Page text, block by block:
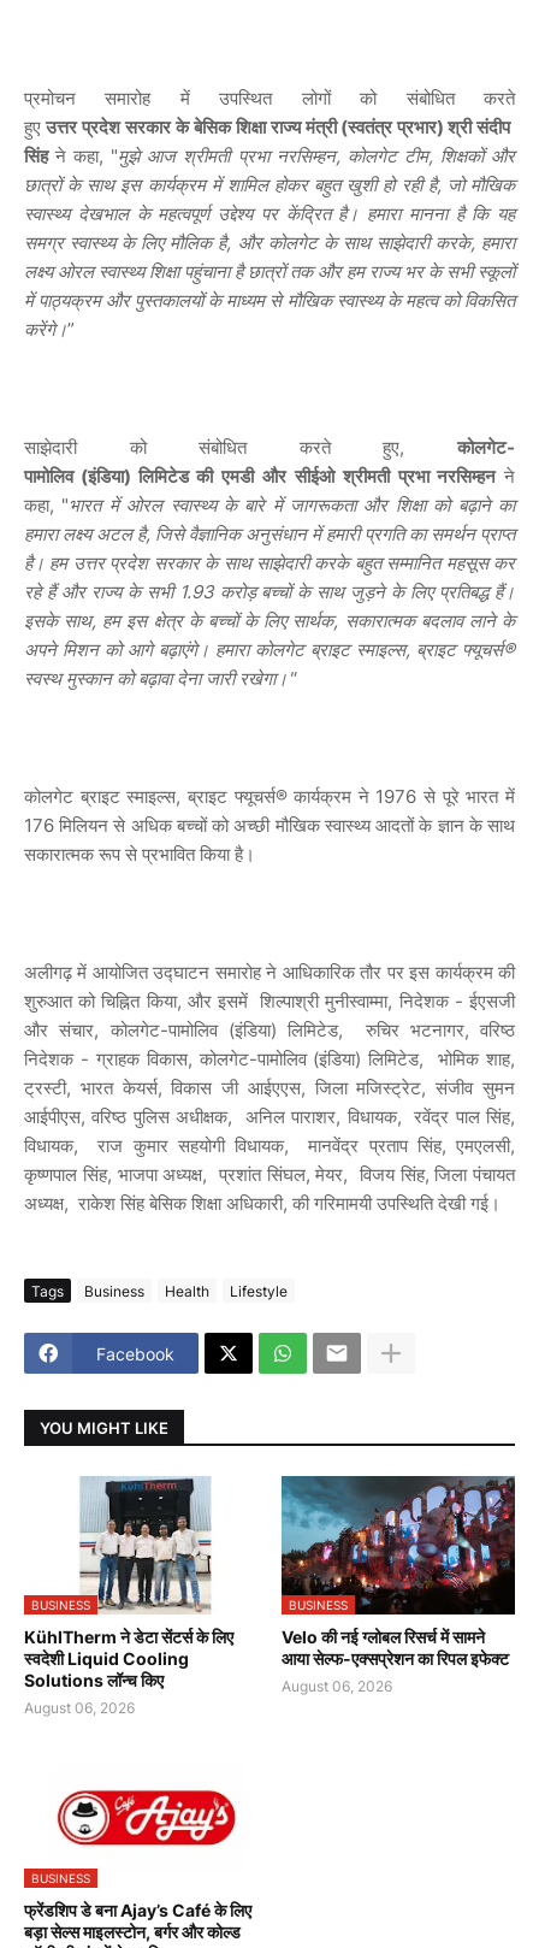
प्रमोचन समारोह में उपस्थित लोगों को संबोधित करते
हुए उत्तर प्रदेश सरकार के बेसिक शिक्षा राज्य मंत्री(स्वतंत्र प्रभार) श्री संदीप
सिंहने कहा, "मुझे आज श्रीमती प्रभा नरसिम्हन, कोलगेट टीम, शिक्षकों और
छात्रों के साथ इस कार्यक्रम में शामिल होकर बहुत खुशी हो रही है, जो मौखिक
स्वास्थ्य देखभाल के महत्वपूर्ण उद्देश्य पर केंद्रित है। हमारा मानना ​​है कि यह
समग्र स्वास्थ्य के लिए मौलिक है, और कोलगेट के साथ साझेदारी करके, हमारा
लक्ष्य ओरल स्वास्थ्य शिक्षा पहुंचाना है छात्रों तक और हम राज्य भर के सभी स्कूलों
में पाठ्यक्रम और पुस्तकालयों के माध्यम से मौखिक स्वास्थ्य के महत्व को विकसित
करेंगे।”
साझेदारी को संबोधित करते हुए, कोलगेट-
पामोलिव(इंडिया) लिमिटेड की एमडी और सीईओ श्रीमती प्रभा नरसिम्हनने
कहा, "भारत में ओरल स्वास्थ्य के बारे में जागरूकता और शिक्षा को बढ़ाने का
हमारा लक्ष्य अटल है, जिसे वैज्ञानिक अनुसंधान में हमारी प्रगति का समर्थन प्राप्त
है। हम उत्तर प्रदेश सरकार के साथ साझेदारी करके बहुत सम्मानित महसूस कर
रहे हैं और राज्य के सभी 1.93 करोड़ बच्चों के साथ जुड़ने के लिए प्रतिबद्ध हैं।
इसके साथ, हम इस क्षेत्र के बच्चों के लिए सार्थक, सकारात्मक बदलाव लाने के
अपने मिशन को आगे बढ़ाएंगे। हमारा कोलगेट ब्राइट स्माइल्स, ब्राइट फ्यूचर्स®
स्वस्थ मुस्कान को बढ़ावा देना जारी रखेगा।"
कोलगेट ब्राइट स्माइल्स, ब्राइट फ्यूचर्स® कार्यक्रम ने 1976 से पूरे भारत में
176 मिलियन से अधिक बच्चों को अच्छी मौखिक स्वास्थ्य आदतों के ज्ञान के साथ
सकारात्मक रूप से प्रभावित किया है।
अलीगढ़ में आयोजित उद्घाटन समारोह ने आधिकारिक तौर पर इस कार्यक्रम की
शुरुआत को चिह्नित किया, और इसमें शिल्पाश्री मुनीस्वाम्मा, निदेशक - ईएसजी
और संचार, कोलगेट-पामोलिव (इंडिया) लिमिटेड, रुचिर भटनागर, वरिष्ठ
निदेशक - ग्राहक विकास, कोलगेट-पामोलिव (इंडिया) लिमिटेड, भोमिक शाह,
ट्रस्टी, भारत केयर्स, विकास जी आईएएस, जिला मजिस्ट्रेट, संजीव सुमन
आईपीएस, वरिष्ठ पुलिस अधीक्षक, अनिल पाराशर, विधायक, रवेंद्र पाल सिंह,
विधायक, राज कुमार सहयोगी विधायक, मानवेंद्र प्रताप सिंह, एमएलसी,
कृष्णपाल सिंह, भाजपा अध्यक्ष, प्रशांत सिंघल, मेयर, विजय सिंह, जिला पंचायत
अध्यक्ष, राकेश सिंह बेसिक शिक्षा अधिकारी, की गरिमामयी उपस्थिति देखी गई।
Tags Business Health Lifestyle
Facebook
YOU MIGHT LIKE
BUSINESS
KühlTherm ने डेटा सेंटर्स के लिए
स्वदेशी Liquid Cooling
Solutions लॉन्च किए
August 06, 2026
BUSINESS
Velo की नई ग्लोबल रिसर्च में सामने
आया सेल्फ-एक्सप्रेशन का रिपल इफेक्ट
August 06, 2026
BUSINESS
फ्रेंडशिप डे बना Ajay’s Café के लिए
बड़ा सेल्स माइलस्टोन, बर्गर और कोल्ड